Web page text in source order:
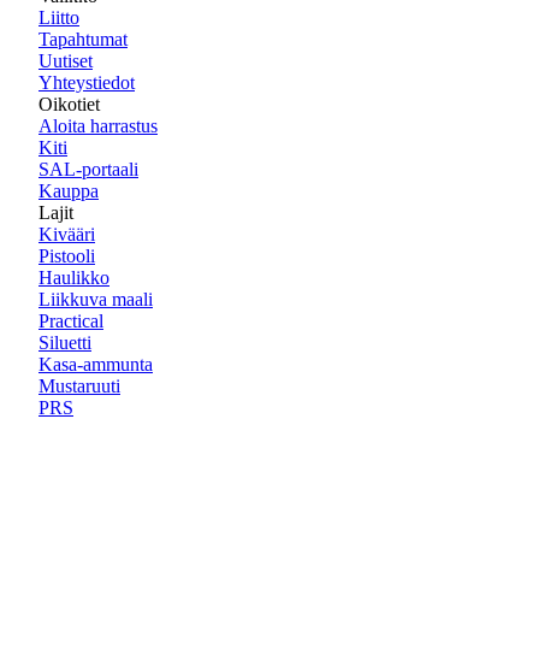
Liitto
Tapahtumat
Uutiset
Yhteystiedot
Oikotiet
Aloita harrastus
Kiti
SAL-portaali
Kauppa
Lajit
Kivääri
Pistooli
Haulikko
Liikkuva maali
Practical
Siluetti
Kasa-ammunta
Mustaruuti
PRS